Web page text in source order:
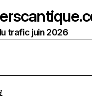
trafic juin 2026